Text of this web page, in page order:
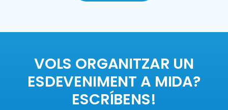
VOLS ORGANITZAR UN
ESDEVENIMENT A MIDA?
ESCRÍBENS!